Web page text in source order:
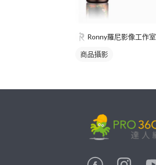
Ronny羅尼影像工作室
商品攝影